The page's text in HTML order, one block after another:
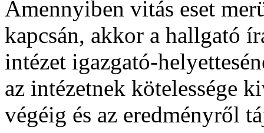
Amennyiben vitás eset
kapcsán, akkor a hallgató
intézet igazgató-
az intézetnek kötelessége
végéig és az eredményről